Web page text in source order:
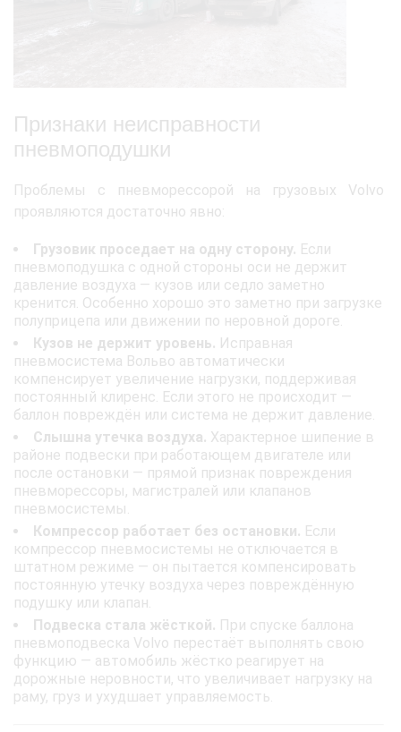
Признаки неисправности
пневмоподушки
Проблемы с пневморессорой на грузовых Volvo
проявляются достаточно явно:
Грузовик проседает на одну сторону. Если
пневмоподушка с одной стороны оси не держит
давление воздуха — кузов или седло заметно
кренится. Особенно хорошо это заметно при загрузке
полуприцепа или движении по неровной дороге.
Кузов не держит уровень. Исправная
пневмосистема Вольво автоматически
компенсирует увеличение нагрузки, поддерживая
постоянный клиренс. Если этого не происходит —
баллон повреждён или система не держит давление.
Слышна утечка воздуха. Характерное шипение в
районе подвески при работающем двигателе или
после остановки — прямой признак повреждения
пневморессоры, магистралей или клапанов
пневмосистемы.
Компрессор работает без остановки. Если
компрессор пневмосистемы не отключается в
штатном режиме — он пытается компенсировать
постоянную утечку воздуха через повреждённую
подушку или клапан.
Подвеска стала жёсткой. При спуске баллона
пневмоподвеска Volvo перестаёт выполнять свою
функцию — автомобиль жёстко реагирует на
дорожные неровности, что увеличивает нагрузку на
раму, груз и ухудшает управляемость.